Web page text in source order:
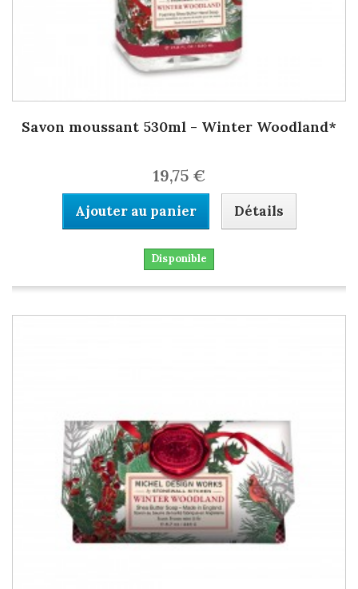
Savon moussant 530ml - Winter Woodland*
19,75 €
Ajouter au panier Détails
Disponible